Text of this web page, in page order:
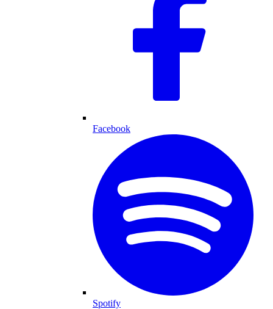
Facebook
Spotify